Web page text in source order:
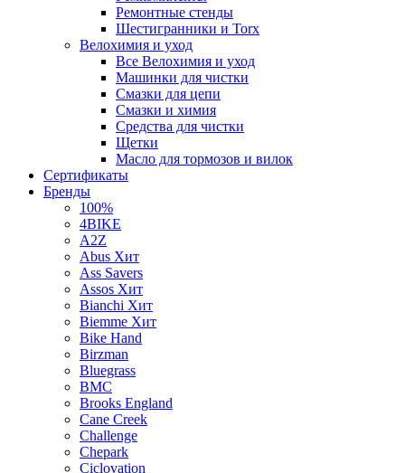
Ремонтные стенды
Шестигранники и Torx
Велохимия и уход
Все Велохимия и уход
Машинки для чистки
Смазки для цепи
Смазки и химия
Средства для чистки
Щетки
Масло для тормозов и вилок
Сертификаты
Бренды
100%
4BIKE
A2Z
Abus Хит
Ass Savers
Assos Хит
Bianchi Хит
Biemme Хит
Bike Hand
Birzman
Bluegrass
BMC
Brooks England
Cane Creek
Challenge
Chepark
Ciclovation